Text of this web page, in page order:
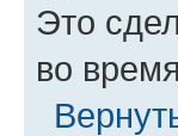
Это
во